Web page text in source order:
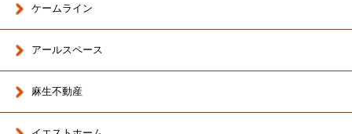
ケームライン
アールスペース
麻生不動産